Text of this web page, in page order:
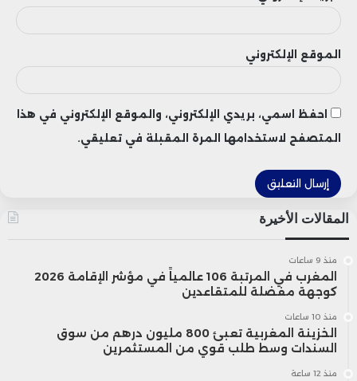
هينسولدت: صنفت بدرجة “وزن
متساوٍ”، وتتمتع بموقع قوي في
الرادارات والبصريات الإلكترونية، مع
الإيرادات وتضاعفها ثلاث مرات منذ
2019. ويتوقع باركليز هوامش أرباح
قبل الفوائد والضرائب والاستهلاك
تباطؤ النمو على المدى القريب نتيجة
استثمارات التوسع الطويلة الأجل.
Leonardo
الموقع الإلكتروني
احفظ اسمي، بريدي الإلكتروني، والموقع الإلكتروني في هذا
المتصفح لاستخدامها المرة المقبلة في تعليقي.
المقالات الأخيرة
منذ 9 ساعات
المغرب في المرتبة 106 عالمياً في مؤشر الإقامة 2026
كوجهة مفضلة للمتقاعدين
منذ 10 ساعات
الخزينة المغربية تعبئ 800 مليون درهم من سوق
السندات وسط طلب قوي من المستثمرين
منذ 12 ساعة